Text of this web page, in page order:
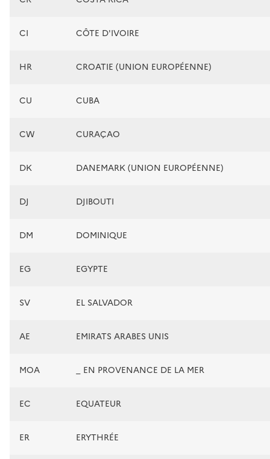
CI CÔTE D'IVOIRE
HR CROATIE (UNION EUROPÉENNE)
CU CUBA
CW CURAÇAO
DK DANEMARK (UNION EUROPÉENNE)
DJ DJIBOUTI
DM DOMINIQUE
EG EGYPTE
SV EL SALVADOR
AE EMIRATS ARABES UNIS
MOA _ EN PROVENANCE DE LA MER
EC EQUATEUR
ER ERYTHRÉE